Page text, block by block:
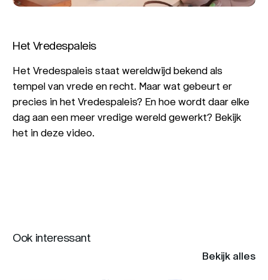
Het Vredespaleis
Het Vredespaleis staat wereldwijd bekend als
tempel van vrede en recht. Maar wat gebeurt er
precies in het Vredespaleis? En hoe wordt daar elke
dag aan een meer vredige wereld gewerkt? Bekijk
het in deze video.
Ook interessant
Bekijk alles